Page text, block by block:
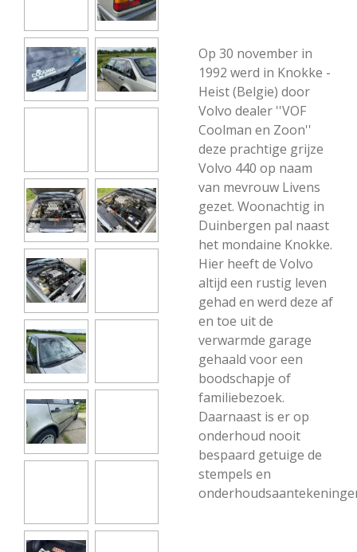
Op 30 november in
1992 werd in Knokke -
Heist (Belgie) door
Volvo dealer ''VOF
Coolman en Zoon''
deze prachtige grijze
Volvo 440 op naam
van mevrouw Livens
gezet. Woonachtig in
Duinbergen pal naast
het mondaine Knokke.
Hier heeft de Volvo
altijd een rustig leven
gehad en werd deze af
en toe uit de
verwarmde garage
gehaald voor een
boodschapje of
familiebezoek.
Daarnaast is er op
onderhoud nooit
bespaard getuige de
stempels en